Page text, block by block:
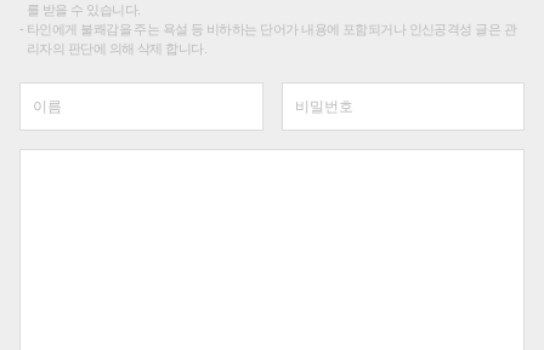
를 받을 수 있습니다.
타인에게 불쾌감을 주는 욕설 등 비하하는 단어가 내용에 포함되거나 인신공격성 글은 관
리자의 판단에 의해 삭제 합니다.